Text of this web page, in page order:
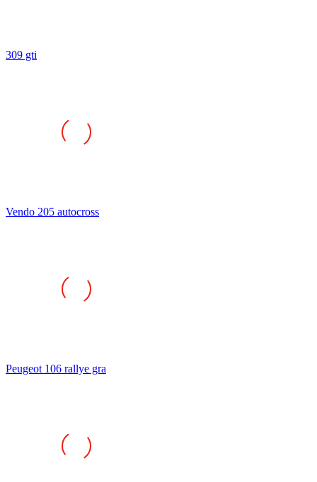
309 gti
Vendo 205 autocross
Peugeot 106 rallye gra